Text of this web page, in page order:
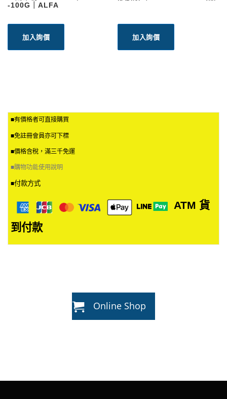
-100G｜ALFA
加入詢價 加入詢價
■有價格者可直接購買
■免註冊會員亦可下標
■價格含稅，滿三千免運
■購物功能使用說明
■付款方式
ATM 貨
到付款
Online Shop